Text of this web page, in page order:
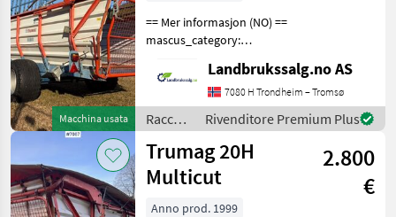
Macchina usata
== Mer informasjon (NO) ==
mascus_category:
Please provide reference
number upon request: 8113
See
en.landbrukssalg.no/8113
for more images
Landbrukssalg.no AS
7080 H Trondheim – Tromsø
Raccolta
mangimi
/
Trumag
Rivenditore Premium Plus
Trumag 20H
Multicut
2.800
€
Anno prod. 1999